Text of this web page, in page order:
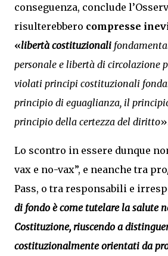
conseguenza, conclude
risulterebbero compresse
«libertà costituzionali
personale e libertà di circolazione
violati principi costituzionali
principio di eguaglianza, il
principio della certezza del diritto
Lo scontro in essere dunque
vax e no-vax”, e neanche tra
Pass, o tra responsabili e
di fondo è come tutelare la salute
Costituzione, riuscendo a
costituzionalmente orientati da